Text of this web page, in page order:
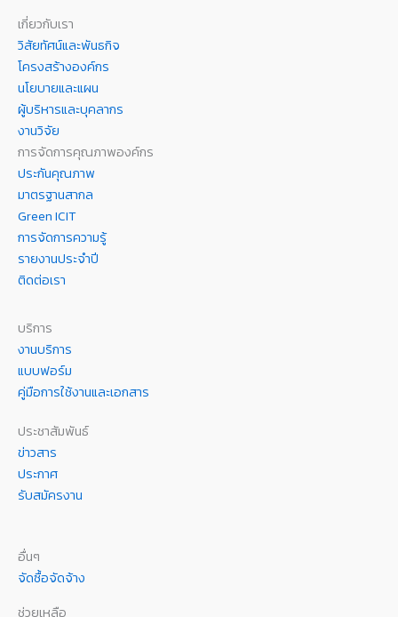
เกี่ยวกับเรา
วิสัยทัศน์และพันธกิจ
โครงสร้างองค์กร
นโยบายและแผน
ผู้บริหารและบุคลากร
งานวิจัย
การจัดการคุณภาพองค์กร
ประกันคุณภาพ
มาตรฐานสากล
Green ICIT
การจัดการความรู้
รายงานประจำปี
ติดต่อเรา
บริการ
งานบริการ
แบบฟอร์ม
คู่มือการใช้งานและเอกสาร
ประชาสัมพันธ์
ข่าวสาร
ประกาศ
รับสมัครงาน
อื่นๆ
จัดซื้อจัดจ้าง
ช่วยเหลือ